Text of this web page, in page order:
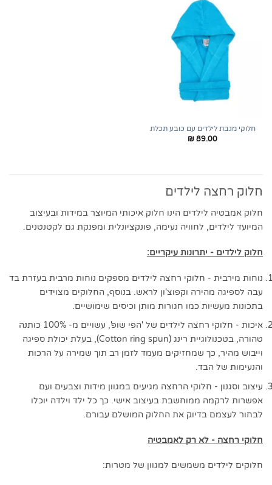
חלוקי מגבת לילדים עם כובע תכלת
₪ 89.00
חלוק רחצה לילדים
חלוק אמבטיה לילדים הינו חלוק איכותי המיוצר במידות ובעיצוב
המיועד לילדים, לחוויה נעימה, פונקציונלית ומפנקת גם לקטנטנים.
חלוק לילדים - יתרונות עיקריים:
נוחות מירבית - חלוקי רחצה לילדים מספקים נוחות מרבית בעזרת בד
עבה לספיגה מהירה וקפוצ'ון לראש. בנוסף, החלוקים מצוידים
בתכונות מעשיות כמו חגורות מותן וכיסים שימושיים.
איכות - חלוקי רחצה לילדים של 'הפי שופ', עשויים מ- 100% כותנה
טהורה, בטכנולוגיית רינג (Cotton ring spun), בעלת יכולת ספיגה
וייבוש מהיר, כך שמחזיקים מעמד לזמן רב תוך שמירה על הרכות
והנעימות של הבד.
עיצוב וסגנון - חלוקי הרחצה מגיעים במגוון מידות וצבעים ועם
אפשרות לרקמה ממוחשבת בעיצוב אישי. כך כל ילד וילדה יוכלו
לבחור לעצמם בדיוק את החלוק המושלם עבורם.
חלוקי רחצה - לא רק לאמבטיה
חלוקים לילדים משמשים למגוון של מטרות: